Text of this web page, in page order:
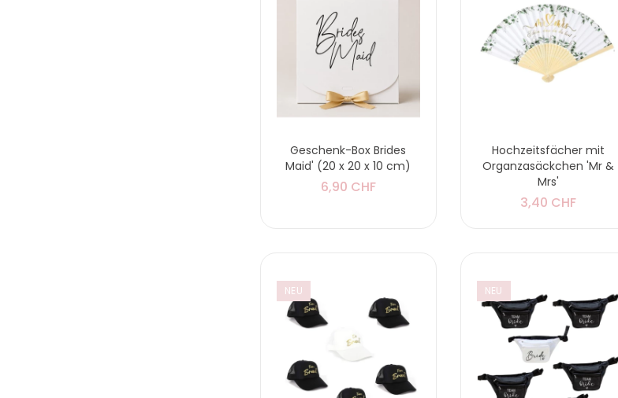
Geschenk-Box Brides
Maid' (20 x 20 x 10 cm)
6,90 CHF
Hochzeitsfächer mit
Organzasäckchen 'Mr &
Mrs'
3,40 CHF
NEU NEU